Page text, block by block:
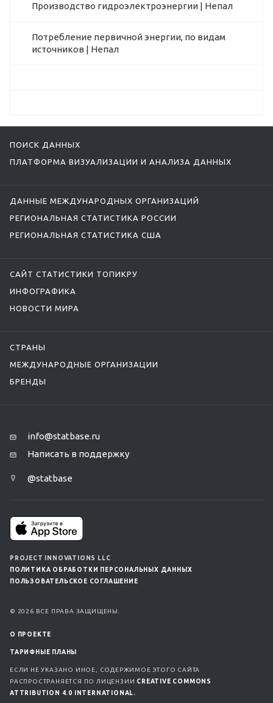
Производство гидроэлектроэнергии | Непал
Потребление первичной энергии, по видам
источников | Непал
ПОИСК ДАННЫХ
ПЛАТФОРМА ВИЗУАЛИЗАЦИИ И АНАЛИЗА ДАННЫХ
ДАННЫЕ МЕЖДУНАРОДНЫХ ОРГАНИЗАЦИЙ
РЕГИОНАЛЬНАЯ СТАТИСТИКА РОССИИ
РЕГИОНАЛЬНАЯ СТАТИСТИКА США
САЙТ СТАТИСТИКИ ТОПИКРУ
ИНФОГРАФИКА
НОВОСТИ МИРА
СТРАНЫ
МЕЖДУНАРОДНЫЕ ОРГАНИЗАЦИИ
БРЕНДЫ
info@statbase.ru
Написать в поддержку
@statbase
PROJECT INNOVATIONS LLC
ПОЛИТИКА ОБРАБОТКИ ПЕРСОНАЛЬНЫХ ДАННЫХ
ПОЛЬЗОВАТЕЛЬСКОЕ СОГЛАШЕНИЕ
© 2026 ВСЕ ПРАВА ЗАЩИЩЕНЫ.
О ПРОЕКТЕ
ТАРИФНЫЕ ПЛАНЫ
ЕСЛИ НЕ УКАЗАНО ИНОЕ, СОДЕРЖИМОЕ ЭТОГО САЙТА
РАСПРОСТРАНЯЕТСЯ ПО ЛИЦЕНЗИИ CREATIVE COMMONS
ATTRIBUTION 4.0 INTERNATIONAL.